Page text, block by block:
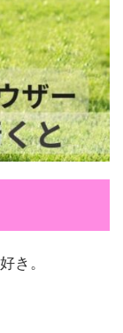
き。